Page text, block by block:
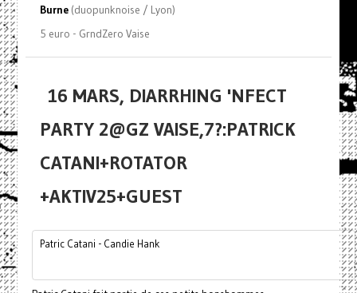
Burne(duopunknoise / Lyon)
5 euro - GrndZero Vaise
16 MARS, DIARRHING 'NFECT
PARTY 2@GZ VAISE,7?:PATRICK
CATANI+ROTATOR
+AKTIV25+GUEST
Patric Catani - Candie Hank